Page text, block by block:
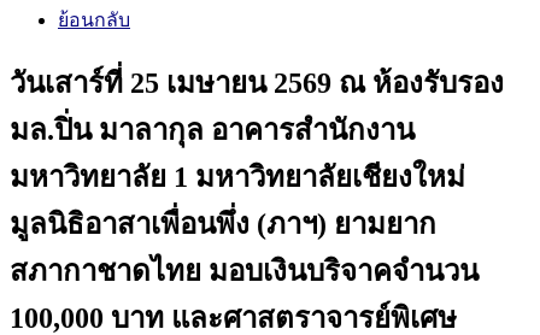
ย้อนกลับ
วันเสาร์ที่ 25 เมษายน 2569 ณ ห้องรับรอง
มล.ปิ่น มาลากุล อาคารสำนักงาน
มหาวิทยาลัย 1 มหาวิทยาลัยเชียงใหม่
มูลนิธิอาสาเพื่อนพึ่ง (ภาฯ) ยามยาก
สภากาชาดไทย มอบเงินบริจาคจำนวน
100,000 บาท และศาสตราจารย์พิเศษ